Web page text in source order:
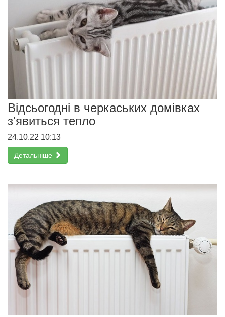
Відсьогодні в черкаських домівках
з'явиться тепло
24.10.22 10:13
Детальніше